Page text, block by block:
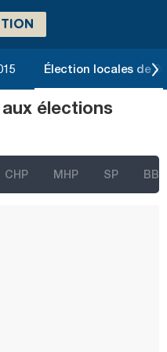
Élection locales de
élections
CHP MHP SP BBP